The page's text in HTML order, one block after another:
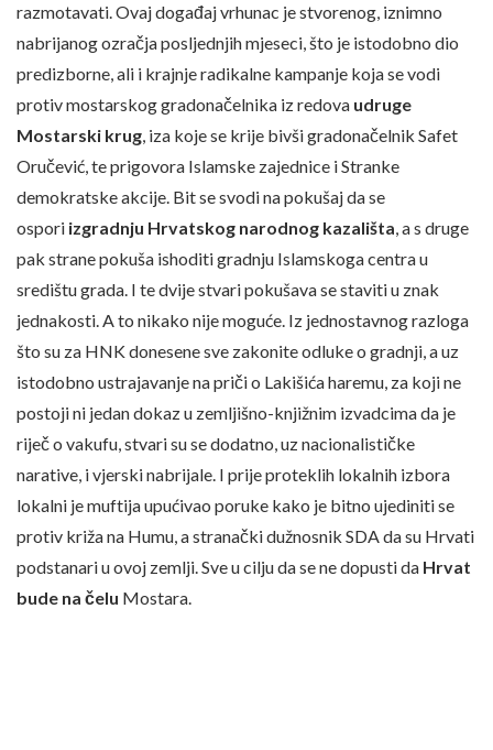
razmotavati. Ovaj događaj vrhunac je stvorenog, iznimno
nabrijanog ozračja posljednjih mjeseci, što je istodobno dio
predizborne, ali i krajnje radikalne kampanje koja se vodi
protiv mostarskog gradonačelnika iz redova udruge
Mostarski krug, iza koje se krije bivši gradonačelnik Safet
Oručević, te prigovora Islamske zajednice i Stranke
demokratske akcije. Bit se svodi na pokušaj da se
ospori izgradnju Hrvatskog narodnog kazališta, a s druge
pak strane pokuša ishoditi gradnju Islamskoga centra u
središtu grada. I te dvije stvari pokušava se staviti u znak
jednakosti. A to nikako nije moguće. Iz jednostavnog razloga
što su za HNK donesene sve zakonite odluke o gradnji, a uz
istodobno ustrajavanje na priči o Lakišića haremu, za koji ne
postoji ni jedan dokaz u zemljišno-knjižnim izvadcima da je
riječ o vakufu, stvari su se dodatno, uz nacionalističke
narative, i vjerski nabrijale. I prije proteklih lokalnih izbora
lokalni je muftija upućivao poruke kako je bitno ujediniti se
protiv križa na Humu, a stranački dužnosnik SDA da su Hrvati
podstanari u ovoj zemlji. Sve u cilju da se ne dopusti da Hrvat
bude na čelu Mostara.